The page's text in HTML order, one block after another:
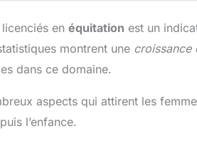
en équitation est un
montrent une croissance
dans ce domaine.
aspects qui attirent les
l’enfance.